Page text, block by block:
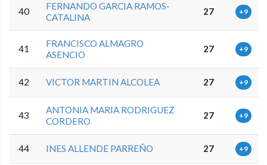
40
FERNANDO GARCIA RAMOS-
CATALINA
27 +9
41
FRANCISCO ALMAGRO
ASENCIO
27 +9
42 VICTOR MARTIN ALCOLEA 27 +9
43
ANTONIA MARIA RODRIGUEZ
CORDERO
27 +9
44 INES ALLENDE PARREÑO 27 +9